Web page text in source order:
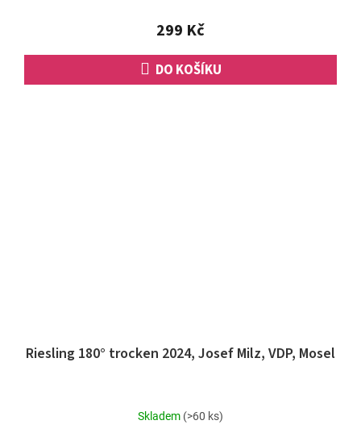
5
hvězdiček.
299 Kč
DO KOŠÍKU
Riesling 180° trocken 2024, Josef Milz, VDP, Mosel
Průměrné
Skladem (>60 ks)